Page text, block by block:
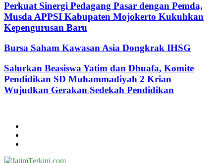
Perkuat Sinergi Pedagang Pasar dengan Pemda,
Musda APPSI Kabupaten Mojokerto Kukuhkan
Kepengurusan Baru
Bursa Saham Kawasan Asia Dongkrak IHSG
Salurkan Beasiswa Yatim dan Dhuafa, Komite
Pendidikan SD Muhammadiyah 2 Krian
Wujudkan Gerakan Sedekah Pendidikan